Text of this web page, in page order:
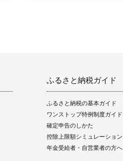
ふるさと納税ガイド
ふるさと納税の基本ガイド
ワンストップ特例制度ガイド
確定申告のしかた
控除上限額シミュレーション
年金受給者・自営業者の方へ